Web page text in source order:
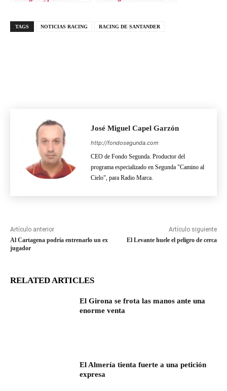
TAGS NOTICIAS RACING RACING DE SANTANDER
José Miguel Capel Garzón
http://fondosegunda.com
CEO de Fondo Segunda. Productor del
programa especializado en Segunda "Camino al
Cielo", para Radio Marca.
Artículo anterior
Al Cartagena podría entrenarlo un ex
jugador
Artículo siguiente
El Levante huele el peligro de cerca
RELATED ARTICLES
El Girona se frota las manos ante una
enorme venta
El Almería tienta fuerte a una petición
expresa